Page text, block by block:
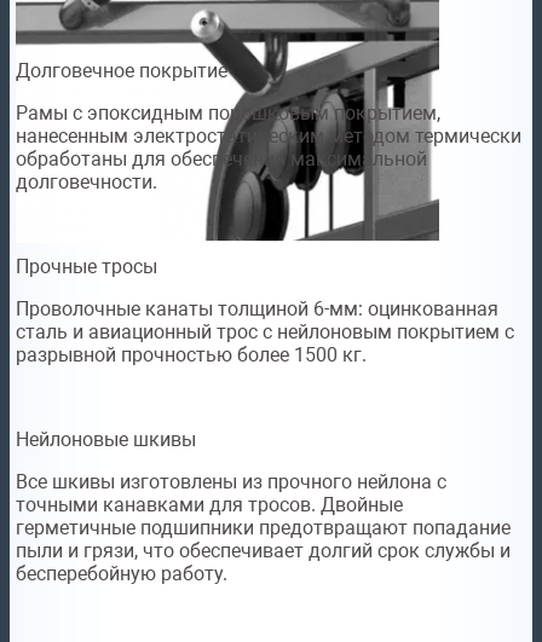
Долговечное покрытие
Рамы с эпоксидным порошковым покрытием,
нанесенным электростатическим методом термически
обработаны для обеспечения максимальной
долговечности.
Прочные тросы
Проволочные канаты толщиной 6-мм: оцинкованная
сталь и авиационный трос с нейлоновым покрытием с
разрывной прочностью более 1500 кг.
Нейлоновые шкивы
Все шкивы изготовлены из прочного нейлона с
точными канавками для тросов. Двойные
герметичные подшипники предотвращают попадание
пыли и грязи, что обеспечивает долгий срок службы и
бесперебойную работу.